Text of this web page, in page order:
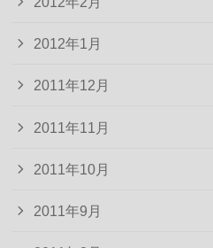
2012年1月
2011年12月
2011年11月
2011年10月
2011年9月